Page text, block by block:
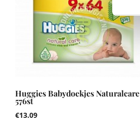
Huggies Babydoekjes Naturalcare
576st
€13.09